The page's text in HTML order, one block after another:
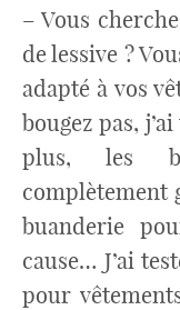
– Vous
de lessive ?
adapté à vos
bougez pas,
plus, les
complètement
buanderie
cause… J’ai
pour